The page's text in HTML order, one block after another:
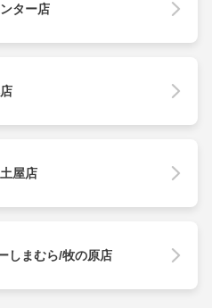
ター店
屋店
しまむら/牧の原店